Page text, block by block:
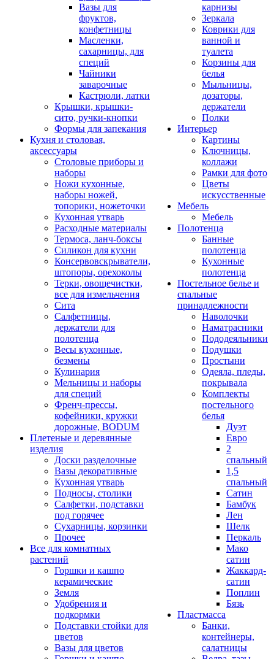
Вазы для
фруктов,
конфетницы
Масленки,
сахарницы, для
специй
Чайники
заварочные
Кастрюли, латки
Крышки, крышки-
сито, ручки-кнопки
Формы для запекания
Кухня и столовая,
аксессуары
Столовые приборы и
наборы
Ножи кухонные,
наборы ножей,
топорики, ножеточки
Кухонная утварь
Расходные материалы
Термоса, ланч-боксы
Силикон для кухни
Консервовскрыватели,
штопоры, орехоколы
Терки, овощечистки,
все для измельчения
Сита
Салфетницы,
держатели для
полотенца
Весы кухонные,
безмены
Кулинария
Мельницы и наборы
для специй
Френч-прессы,
кофейники, кружки
дорожные, BODUM
Плетеные и деревянные
изделия
Доски разделочные
Вазы декоративные
Кухонная утварь
Подносы, столики
Салфетки, подставки
под горячее
Сухарницы, корзинки
Прочее
Все для комнатных
растений
Горшки и кашпо
керамические
Земля
Удобрения и
подкормки
Подставки стойки для
цветов
Вазы для цветов
карнизы
Зеркала
Коврики для
ванной и
туалета
Корзины для
белья
Мыльницы,
дозаторы,
держатели
Полки
Интерьер
Картины
Ключницы,
коллажи
Рамки для фото
Цветы
искусственные
Мебель
Мебель
Полотенца
Банные
полотенца
Кухонные
полотенца
Постельное белье и
спальные
принадлежности
Наволочки
Наматрасники
Пододеяльники
Подушки
Простыни
Одеяла, пледы,
покрывала
Комплекты
постельного
белья
Дуэт
Евро
2
спальный
1,5
спальный
Сатин
Бамбук
Лен
Шелк
Перкаль
Мако
сатин
Жаккард-
сатин
Поплин
Бязь
Пластмасса
Банки,
контейнеры,
салатницы